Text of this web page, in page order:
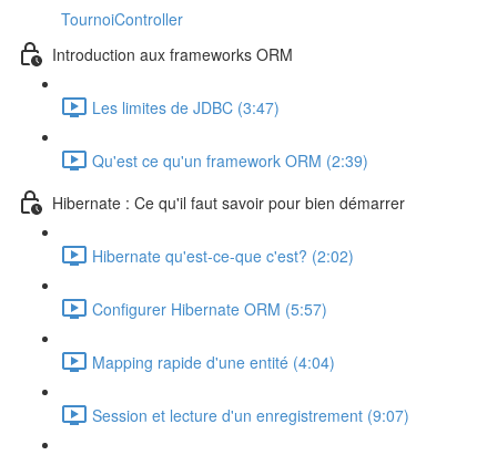
TournoiController
Introduction aux frameworks ORM
Les limites de JDBC (3:47)
Qu'est ce qu'un framework ORM (2:39)
Hibernate : Ce qu'il faut savoir pour bien démarrer
Hibernate qu'est-ce-que c'est? (2:02)
Configurer Hibernate ORM (5:57)
Mapping rapide d'une entité (4:04)
Session et lecture d'un enregistrement (9:07)